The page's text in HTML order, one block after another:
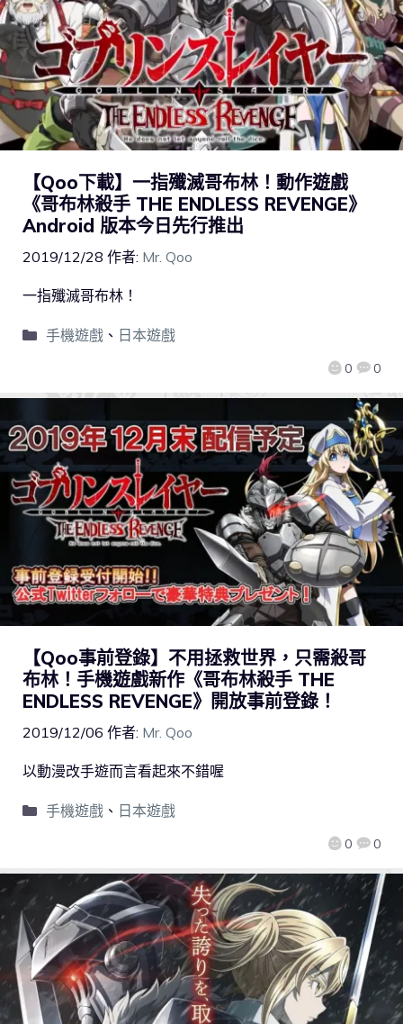
【Qoo下載】一指殲滅哥布林！動作遊戲
《哥布林殺手 THE ENDLESS REVENGE》
Android 版本今日先行推出
2019/12/28 作者: Mr. Qoo
0 0
一指殲滅哥布林！
手機遊戲、 日本遊戲
【Qoo事前登錄】不用拯救世界，只需殺哥
布林！手機遊戲新作《哥布林殺手 THE
ENDLESS REVENGE》開放事前登錄！
2019/12/06 作者: Mr. Qoo
0 0
以動漫改手遊而言看起來不錯喔
手機遊戲、 日本遊戲